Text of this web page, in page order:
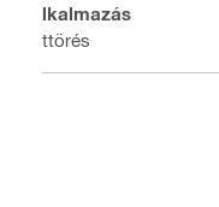
Alkalmazás
Áttörés